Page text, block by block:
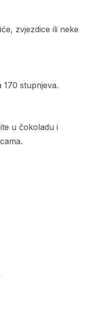
zvjezdice ili neke
170 stupnjeva.
u čokoladu i